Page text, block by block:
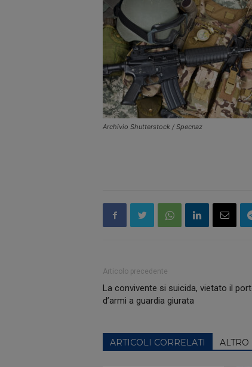
Archivio Shutterstock / Specnaz
Articolo precedente
La convivente si suicida, vietato il
d’armi a guardia giurata
ARTICOLI CORRELATI ALTRO